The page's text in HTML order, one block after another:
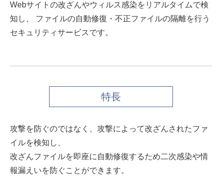
Webサイトの改ざんやウィルス感染をリアルタイムで検
知し、
ファイルの自動修復・不正ファイルの隔離を行う
セキュリティサービスです。
特長
攻撃を防ぐのではなく、攻撃によって改ざんされたファ
イルを検知し、
改ざんファイルを即座に自動修復するため二次感染や情
報漏えいを防ぐことができます。